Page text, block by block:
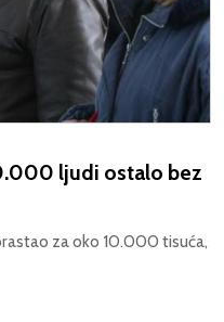
ljudi ostalo bez
za oko 10.000 tisuća,